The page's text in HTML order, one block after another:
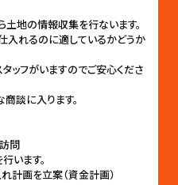
土地の情報収集を行ないます。
入れるのに適しているかどうか
ッフがいますのでご安心くださ
談に入ります。
問
います。
計画を立案（資金計画）